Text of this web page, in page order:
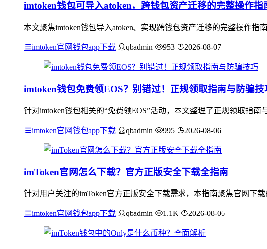
imtoken钱包可导入atoken，跨钱包资产迁移的完整操作指
本文聚焦imtoken钱包导入atoken、实现跨钱包资产迁移的完整操作
imtoken官网钱包app下载 qbadmin 953 2026-08-07
imtoken钱包免费领EOS？别错过！正规领取指南与防骗技
针对imtoken钱包相关的“免费领EOS”活动，本文整理了正规领取指
imtoken官网钱包app下载 qbadmin 995 2026-08-06
imToken官网怎么下载？官方正版安全下载全指南
针对用户关注的imToken官方正版安全下载需求，本指南聚焦官网下
imtoken官网钱包app下载 qbadmin 1.1K 2026-08-06